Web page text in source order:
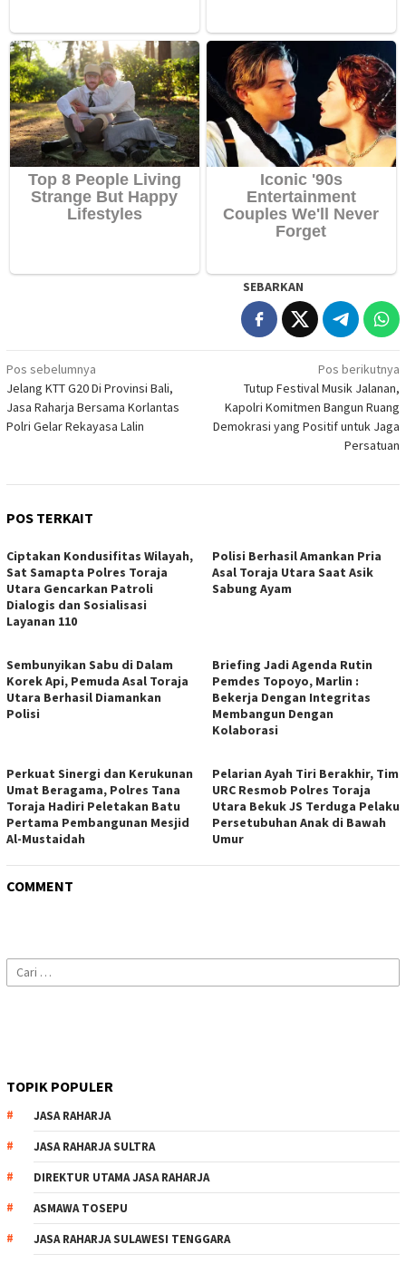
SEBARKAN
Navigasi
pos
Pos sebelumnya
Jelang KTT G20 Di Provinsi Bali,
Jasa Raharja Bersama Korlantas
Polri Gelar Rekayasa Lalin
Pos berikutnya
Tutup Festival Musik Jalanan,
Kapolri Komitmen Bangun Ruang
Demokrasi yang Positif untuk Jaga
Persatuan
POS TERKAIT
Ciptakan Kondusifitas Wilayah,
Sat Samapta Polres Toraja
Utara Gencarkan Patroli
Dialogis dan Sosialisasi
Layanan 110
Polisi Berhasil Amankan Pria
Asal Toraja Utara Saat Asik
Sabung Ayam
Sembunyikan Sabu di Dalam
Korek Api, Pemuda Asal Toraja
Utara Berhasil Diamankan
Polisi
Briefing Jadi Agenda Rutin
Pemdes Topoyo, Marlin :
Bekerja Dengan Integritas
Membangun Dengan
Kolaborasi
Perkuat Sinergi dan Kerukunan
Umat Beragama, Polres Tana
Toraja Hadiri Peletakan Batu
Pertama Pembangunan Mesjid
Al-Mustaidah
Pelarian Ayah Tiri Berakhir, Tim
URC Resmob Polres Toraja
Utara Bekuk JS Terduga Pelaku
Persetubuhan Anak di Bawah
Umur
COMMENT
Cari
untuk:
TOPIK POPULER
JASA RAHARJA
JASA RAHARJA SULTRA
DIREKTUR UTAMA JASA RAHARJA
ASMAWA TOSEPU
JASA RAHARJA SULAWESI TENGGARA